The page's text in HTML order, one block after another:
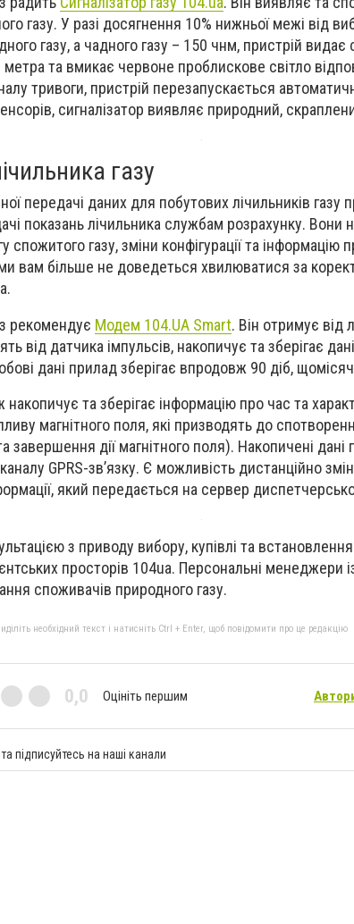
газу. У разі досягнення 10% нижньої межі від
газу, а чадного газу – 150 чнм, пристрій видає
та вмикає червоне проблискове світло
тривоги, пристрій перезапускається
сигналізатор виявляє природний,
газу
передачі даних для побутових лічильників газу
показань лічильника службам розрахунку. Вони
спожитого газу, зміни конфігурації та інформацію
вам більше не доведеться хвилюватися за
рекомендує Модем 104.UA Smart. Він отримує від
від датчика імпульсів, накопичує та зберігає
дані прилад зберігає впродовж 90 діб,
накопичує та зберігає інформацію про час та
магнітного поля, які призводять до
завершення дії магнітного поля). Накопичені
GPRS-зв’язку. Є можливість дистанційно
який передається на сервер
з приводу вибору, купівлі та
просторів 104ua. Персональні менеджери
споживачів природного газу.
необхідний текст і натисніть Ctrl + Enter, щоб повідомити про це редакцію
0,0 Оцініть першим
підписуйтесь на наші канали